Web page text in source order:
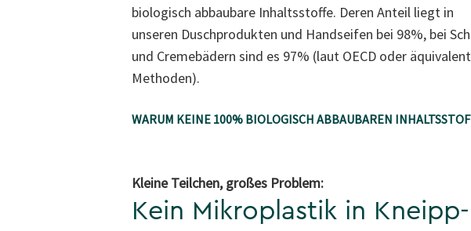
biologisch abbaubare Inhaltsstoffe. Deren Anteil liegt in
unseren Duschprodukten und Handseifen bei 98%, bei
und Cremebädern sind es 97% (laut OECD oder
Methoden).
WARUM KEINE 100% BIOLOGISCH ABBAUBAREN
Kleine Teilchen, großes Problem:
Kein Mikroplastik in